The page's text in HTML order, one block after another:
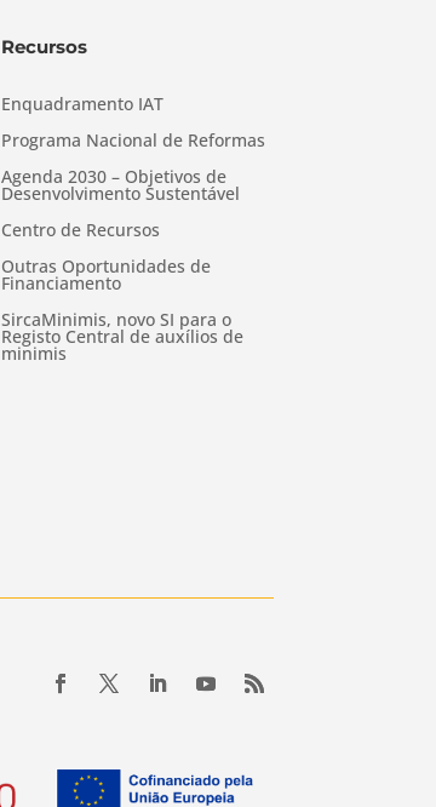
Recursos
Enquadramento IAT
Programa Nacional de Reformas
Agenda 2030 – Objetivos de
Desenvolvimento Sustentável
Centro de Recursos
Outras Oportunidades de
Financiamento
SircaMinimis, novo SI para o
Registo Central de auxílios de
minimis